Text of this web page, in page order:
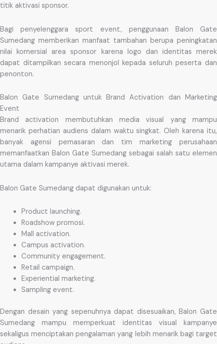
titik aktivasi sponsor.
Bagi penyelenggara sport event, penggunaan Balon Gate
Sumedang memberikan manfaat tambahan berupa peningkatan
nilai komersial area sponsor karena logo dan identitas merek
dapat ditampilkan secara menonjol kepada seluruh peserta dan
penonton.
Balon Gate Sumedang untuk Brand Activation dan Marketing
Event
Brand activation membutuhkan media visual yang mampu
menarik perhatian audiens dalam waktu singkat. Oleh karena itu,
banyak agensi pemasaran dan tim marketing perusahaan
memanfaatkan Balon Gate Sumedang sebagai salah satu elemen
utama dalam kampanye aktivasi merek.
Balon Gate Sumedang dapat digunakan untuk:
Product launching.
Roadshow promosi.
Mall activation.
Campus activation.
Community engagement.
Retail campaign.
Experiential marketing.
Sampling event.
Dengan desain yang sepenuhnya dapat disesuaikan, Balon Gate
Sumedang mampu memperkuat identitas visual kampanye
sekaligus menciptakan pengalaman yang lebih menarik bagi target